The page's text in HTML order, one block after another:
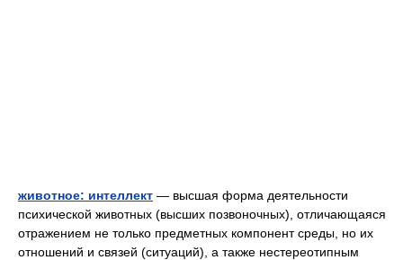
животное: интеллект — высшая форма деятельности
психической животных (высших позвоночных), отличающаяся
отражением не только предметных компонент среды, но их
отношений и связей (ситуаций), а также нестереотипным